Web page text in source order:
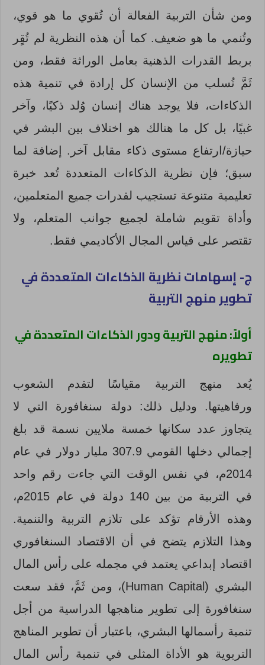
ومن شأن التربية الفعالة أن تُقوي ما هو قوي،
وتُنمي ما هو ضعيف. كما أن هذه النظرية لم تُقٍر
بربط القدرات الذهنية بعامل الوراثة فقط، ومن
ثَمَّ تُسلب من الإنسان كل إرادة في تنمية هذه
الذكاءات، فلا يوجد هناك إنسان وُلد ذكيًا، وآخر
غبيًا، بل كل ما هنالك هو اختلاف بين البشر في
حيازة/ارتفاع مستوى ذكاء مقابل آخر. إضافة لما
سبق؛ فإن نظرية الذكاءات المتعددة تُعد خبرة
تعليمية متنوعة تستجيب لقدرات جميع المتعلمين،
وأداة تقويم شاملة لجميع جوانب المتعلم، ولا
تقتصر على قياس المجال الأكاديمي فقط.
ج- إسهامات نظرية الذكاءات المتعددة في
تطوير منهج التربية
أولاً: منهج التربية ودور الذكاءات المتعددة في
تطويره
يُعد منهج التربية مقياسًا لتقدم الشعوب
ورفاهيتها. ودليل ذلك: دولة سنغافورة التي لا
يتجاوز عدد سكانها خمسة ملايين نسمة قد بلغ
إجمالي دخلها القومي 307.9 مليار دولار في عام
2014م، في نفس الوقت التي جاءت رقم واحد
في التربية من بين 140 دولة في عام 2015م،
وهذه الأرقام تؤكد على تلازم التربية والتنمية.
وهذا التلازم يتضح في أن الاقتصاد السنغافوري
اقتصاد إبداعي يعتمد في مجمله على رأس المال
البشري (Human Capital)، ومن ثَمَّ، فقد سعت
سنغافورة إلى تطوير مناهجها الدراسية من أجل
تنمية رأسمالها البشري، باعتبار أن تطوير المناهج
التربوية هو الأداة المثلى في تنمية رأس المال